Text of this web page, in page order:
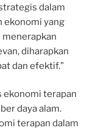
dalam
ekonomi yang
menerapkan
diharapkan
dan efektif.”
ekonomi terapan
daya alam.
terapan dalam